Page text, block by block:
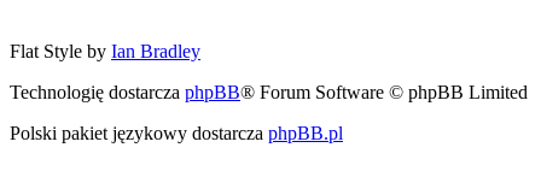
Flat Style by Ian Bradley
Technologię dostarcza phpBB® Forum Software © phpBB Limited
Polski pakiet językowy dostarcza phpBB.pl